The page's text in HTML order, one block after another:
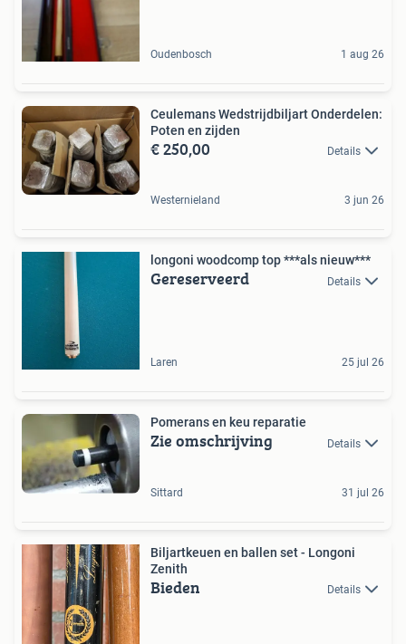
Oudenbosch 1 aug 26
Ceulemans Wedstrijdbiljart Onderdelen:
Poten en zijden
€ 250,00 Details
Westernieland 3 jun 26
longoni woodcomp top ***als nieuw***
Gereserveerd Details
Laren 25 jul 26
Pomerans en keu reparatie
Zie omschrijving Details
Sittard 31 jul 26
Biljartkeuen en ballen set - Longoni
Zenith
Bieden Details